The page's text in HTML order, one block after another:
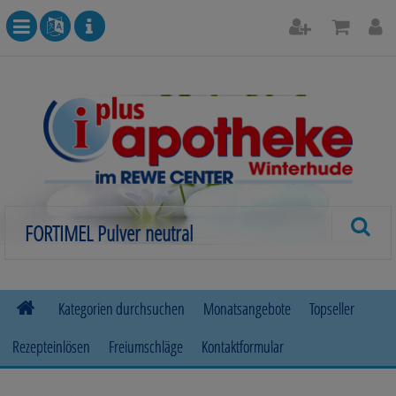
Kategorien durchsuchen
Allergie
Monatsangebote
Topseller
Rezepteinlösen
Freiumschläge Kontaktformular